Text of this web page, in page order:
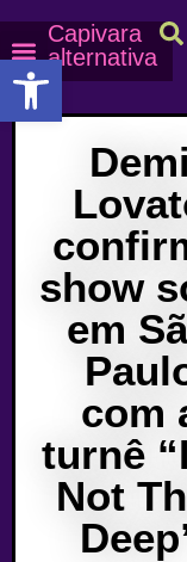
Capivara
alternativa
Demi
show
em
com
turnê
Not
Abrir a